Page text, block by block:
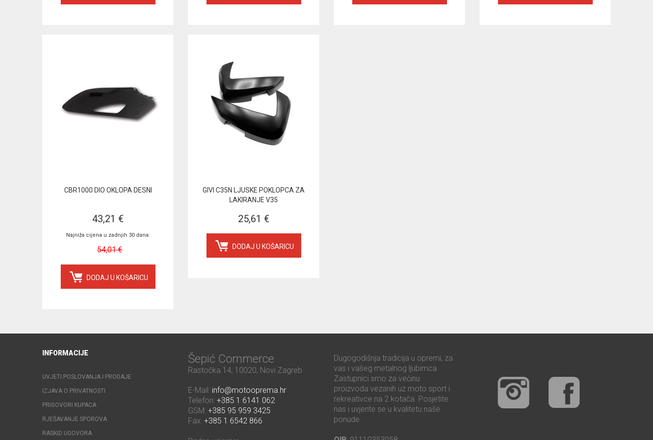
CBR1000 DIO OKLOPA DESNI
43,21 €
Najniža cijena u zadnjih 30 dana:
54,01 €
DODAJ U KOŠARICU
GIVI C35N LJUSKE POKLOPCA ZA
LAKIRANJE V35
25,61 €
DODAJ U KOŠARICU
INFORMACIJE
UVJETI POSLOVANJA I PRODAJE
IZJAVA O PRIVATNOSTI
PRIGOVORI KUPACA
RJEŠAVANJE SPOROVA
RASKID UGOVORA
Šepić Commerce
Rastočka 14, 10020, Novi Zagreb
E-Mail: info@motooprema.hr
Telefon: +385 1 6141 062
GSM: +385 95 959 3425
Fax: +385 1 6542 866
Dugogodišnja tradicija u opremi, za
vas i vašeg metalnog ljubimca.
Zastupnici smo za većinu
proizvoda vezanih uz moto sport i
rekreativce na 2 kotača. Posjetite
nas i uvjerite se u kvalitetu naše
ponude.